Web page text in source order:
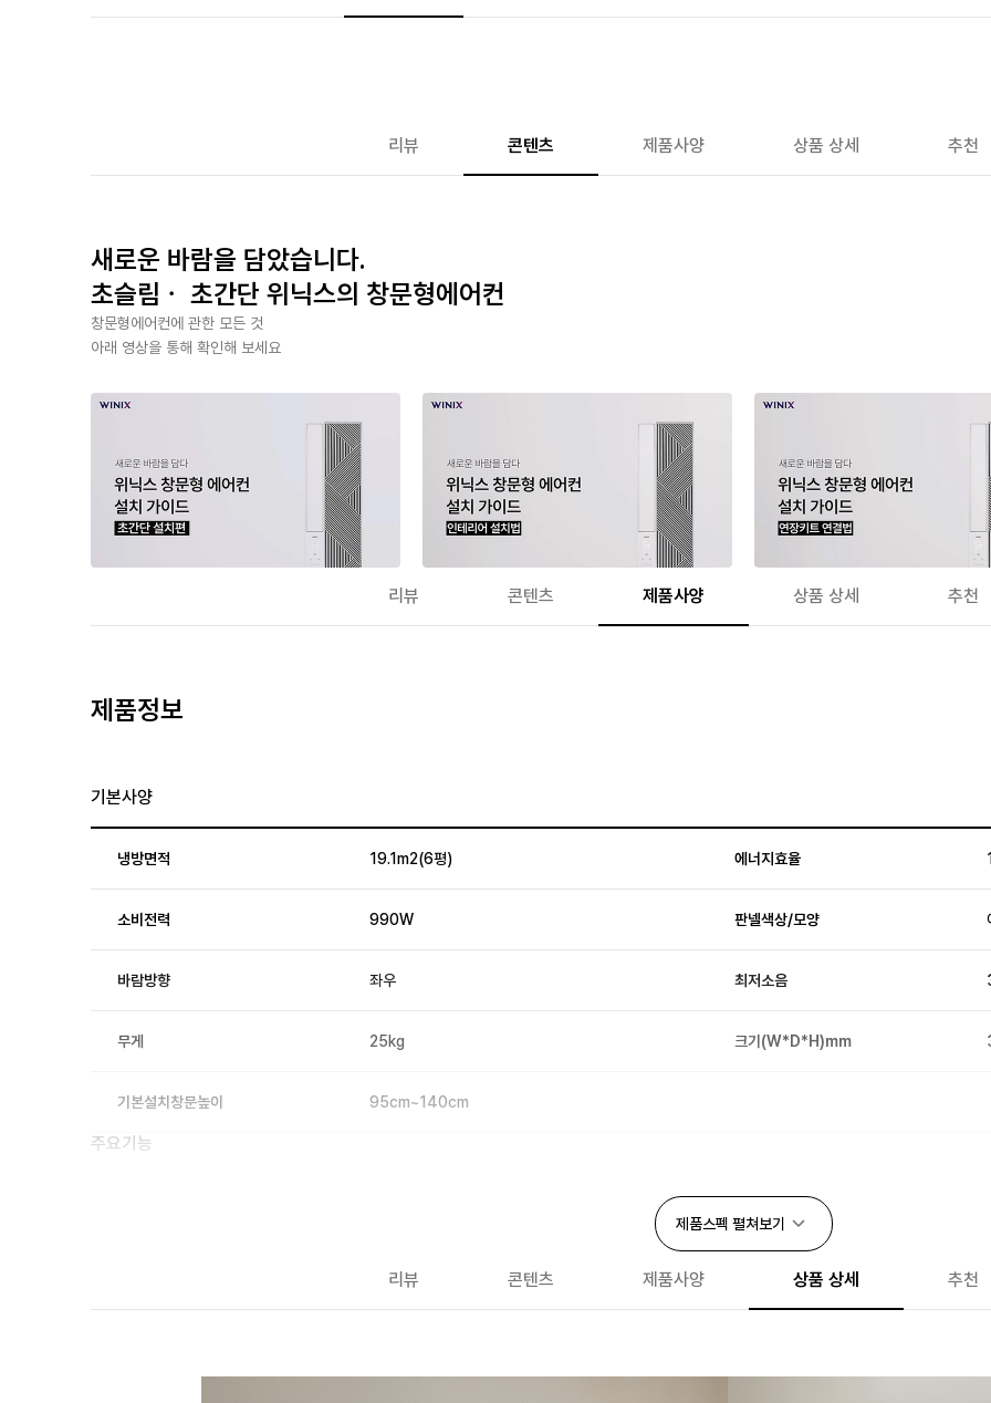
리뷰 콘텐츠 제품사양 상품 상세 추천
새로운 바람을 담았습니다.
초슬림ㆍ 초간단 위닉스의 창문형에어컨
창문형에어컨에 관한 모든 것
아래 영상을 통해 확인해 보세요
리뷰 콘텐츠 제품사양 상품 상세 추천
제품정보
기본사양
냉방면적 19.1m2(6평) 에너지효율
소비전력 990W 판넬색상/모양
바람방향 좌우 최저소음
무게 25kg 크기(W*D*H)mm
기본설치창문높이 95cm~140cm
주요기능
자동건조
제품스펙 펼쳐보기
리뷰 콘텐츠 제품사양 상품 상세 추천